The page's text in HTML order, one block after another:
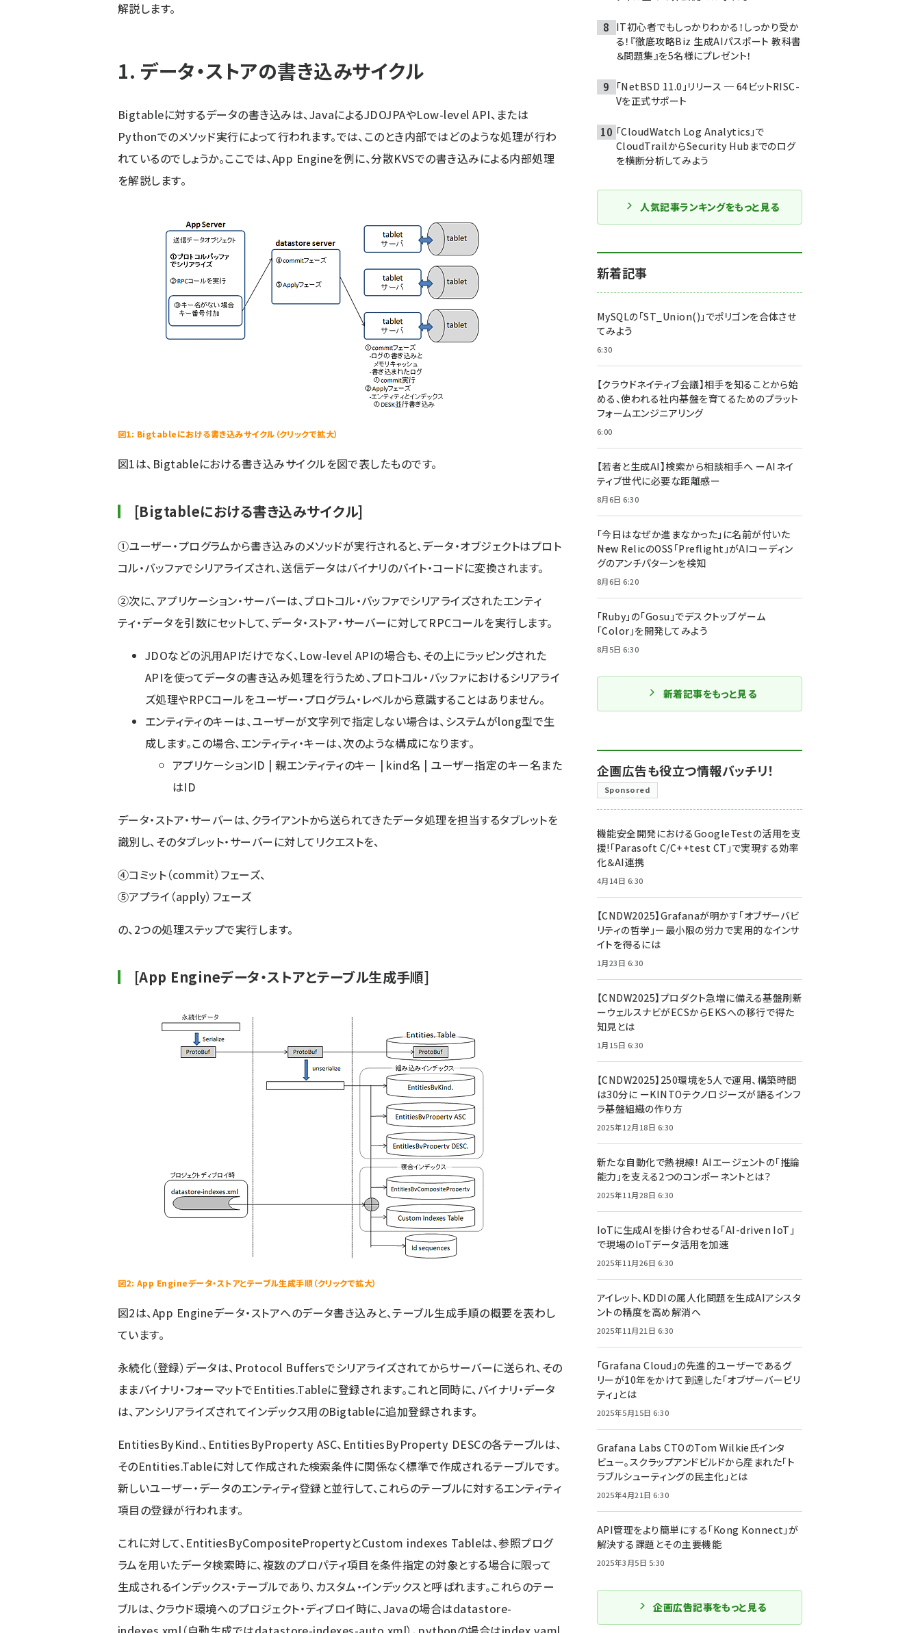
解説します。
1. データ・ストアの書き込みサイクル
Bigtableに対するデータの書き込みは、JavaによるJDOJPAやLow-level API、または
Pythonでのメソッド実行によって行われます。では、このとき内部ではどのような処理が行わ
れているのでしょうか。ここでは、App Engineを例に、分散KVSでの書き込みによる内部処理
を解説します。
図1: Bigtableにおける書き込みサイクル（クリックで拡大）
図1は、Bigtableにおける書き込みサイクルを図で表したものです。
[Bigtableにおける書き込みサイクル]
①ユーザー・プログラムから書き込みのメソッドが実行されると、データ・オブジェクトはプロト
コル・バッファでシリアライズされ、送信データはバイナリのバイト・コードに変換されます。
②次に、アプリケーション・サーバーは、プロトコル・バッファでシリアライズされたエンティ
ティ・データを引数にセットして、データ・ストア・サーバーに対してRPCコールを実行します。
JDOなどの汎用APIだけでなく、Low-level APIの場合も、その上にラッピングされた
APIを使ってデータの書き込み処理を行うため、プロトコル・バッファにおけるシリアライ
ズ処理やRPCコールをユーザー・プログラム・レベルから意識することはありません。
エンティティのキーは、ユーザーが文字列で指定しない場合は、システムがlong型で生
成します。この場合、エンティティ・キーは、次のような構成になります。
アプリケーションID | 親エンティティのキー | kind名 | ユーザー指定のキー名また
はID
データ・ストア・サーバーは、クライアントから送られてきたデータ処理を担当するタブレットを
識別し、そのタブレット・サーバーに対してリクエストを、
④コミット（commit）フェーズ、
⑤アプライ（apply）フェーズ
の、2つの処理ステップで実行します。
[App Engineデータ・ストアとテーブル生成手順]
図2: App Engineデータ・ストアとテーブル生成手順（クリックで拡大）
図2は、App Engineデータ・ストアへのデータ書き込みと、テーブル生成手順の概要を表わし
ています。
永続化（登録）データは、Protocol Buffersでシリアライズされてからサーバーに送られ、その
ままバイナリ・フォーマットでEntities.Tableに登録されます。これと同時に、バイナリ・データ
は、アンシリアライズされてインデックス用のBigtableに追加登録されます。
EntitiesByKind.、EntitiesByProperty ASC、EntitiesByProperty DESCの各テーブルは、
そのEntities.Tableに対して作成された検索条件に関係なく標準で作成されるテーブルです。
新しいユーザー・データのエンティティ登録と並行して、これらのテーブルに対するエンティティ
項目の登録が行われます。
これに対して、EntitiesByCompositePropertyとCustom indexes Tableは、参照プログ
ラムを用いたデータ検索時に、複数のプロパティ項目を条件指定の対象とする場合に限って
生成されるインデックス・テーブルであり、カスタム・インデックスと呼ばれます。これらのテー
ブルは、クラウド環境へのプロジェクト・ディプロイ時に、Javaの場合はdatastore-
IT初心者でもしっかりわかる！しっかり受か
る！『徹底攻略Biz 生成AIパスポート 教科書
＆問題集』を5名様にプレゼント！
「NetBSD 11.0」リリース ─ 64ビットRISC-
Vを正式サポート
「CloudWatch Log Analytics」で
CloudTrailからSecurity Hubまでのログ
を横断分析してみよう
人気記事ランキングをもっと見る
新着記事
MySQLの「ST_Union()」でポリゴンを合体させ
てみよう
6:30
【クラウドネイティブ会議】相手を知ることから始
める、使われる社内基盤を育てるためのプラット
フォームエンジニアリング
6:00
【若者と生成AI】検索から相談相手へ ーAIネイ
ティブ世代に必要な距離感ー
8月6日 6:30
「今日はなぜか進まなかった」に名前が付いた
――New RelicのOSS「Preflight」がAIコーディン
グのアンチパターンを検知
8月6日 6:20
「Ruby」の「Gosu」でデスクトップゲーム
「Color」を開発してみよう
8月5日 6:30
新着記事をもっと見る
企画広告も役立つ情報バッチリ！
Sponsored
機能安全開発におけるGoogleTestの活用を支
援!「Parasoft C/C++test CT」で実現する効率
化＆AI連携
4月14日 6:30
【CNDW2025】Grafanaが明かす「オブザーバビ
リティの哲学」ー最小限の労力で実用的なインサ
イトを得るには
1月23日 6:30
【CNDW2025】プロダクト急増に備える基盤刷新
ーウェルスナビがECSからEKSへの移行で得た
知見とは
1月15日 6:30
【CNDW2025】250環境を5人で運用、構築時間
は30分に ーKINTOテクノロジーズが語るインフ
ラ基盤組織の作り方
2025年12月18日 6:30
新たな自動化で熱視線！ AIエージェントの「推論
能力」を支える2つのコンポーネントとは？
2025年11月28日 6:30
IoTに生成AIを掛け合わせる「AI-driven IoT」
で現場のIoTデータ活用を加速
2025年11月26日 6:30
アイレット、KDDIの属人化問題を生成AIアシスタ
ントの精度を高め解消へ
2025年11月21日 6:30
「Grafana Cloud」の先進的ユーザーであるグ
リーが10年をかけて到達した「オブザーバービリ
ティ」とは
2025年5月15日 6:30
Grafana Labs CTOのTom Wilkie氏インタ
ビュー。スクラップアンドビルドから産まれた「ト
ラブルシューティングの民主化」とは
2025年4月21日 6:30
API管理をより簡単にする「Kong Konnect」が
解決する課題とその主要機能
2025年3月5日 5:30
企画広告記事をもっと見る